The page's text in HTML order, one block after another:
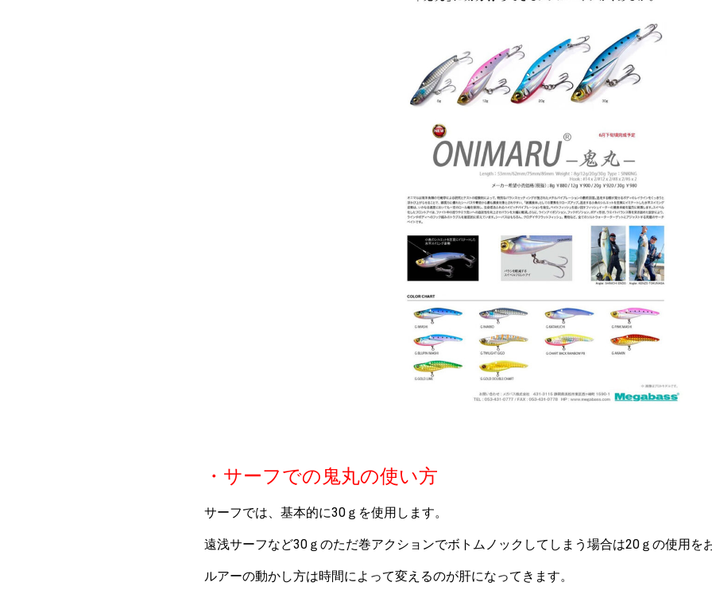
・サーフでの鬼丸の使い方
サーフでは、基本的に30ｇを使用します。
遠浅サーフなど30ｇのただ巻アクションでボトムノックしてしまう場合は20ｇの使用を
ルアーの動かし方は時間によって変えるのが肝になってきます。